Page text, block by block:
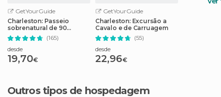
GetYourGuide
Charleston: Passeio
sobrenatural de 90
minutos com fantasmas
(165)
desde
19,70€
GetYourGuide
Charleston: Excursão a
Cavalo e de Carruagem
(55)
desde
22,96€
Outros tipos de hospedagem